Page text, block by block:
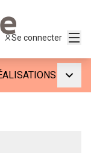
Se connecter